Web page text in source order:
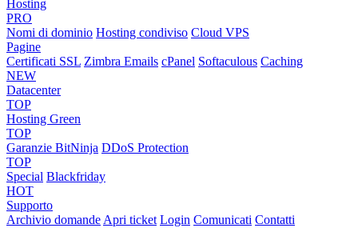
Hosting
PRO
Nomi di dominio Hosting condiviso Cloud VPS
Pagine
Certificati SSL Zimbra Emails cPanel Softaculous Caching
NEW
Datacenter
TOP
Hosting Green
TOP
Garanzie BitNinja DDoS Protection
TOP
Special Blackfriday
HOT
Supporto
Archivio domandeApri ticket Login Comunicati Contatti